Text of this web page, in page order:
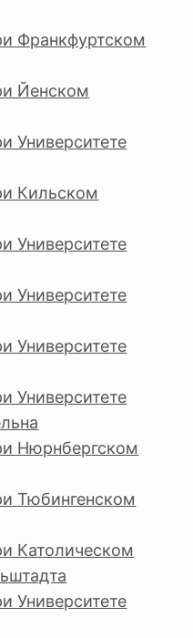
Франкфуртском
Йенском
Университете
Кильском
Университете
Университете
Университете
Университете
Нюрнбергском
Тюбингенском
Католическом
Университете